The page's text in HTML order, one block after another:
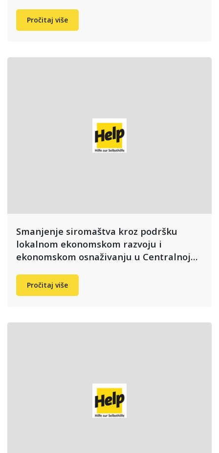
Pročitaj više
Smanjenje siromaštva kroz podršku
lokalnom ekonomskom razvoju i
ekonomskom osnaživanju u Centralnoj…
Pročitaj više